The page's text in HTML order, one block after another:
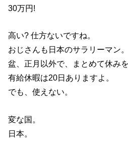
30万円!
高い? 仕方ないですね。
おじさんも日本のサラリーマン。
盆、正月以外で、まとめて休み
有給休暇は20日ありますよ。
でも、使えない。
変な国。
日本。